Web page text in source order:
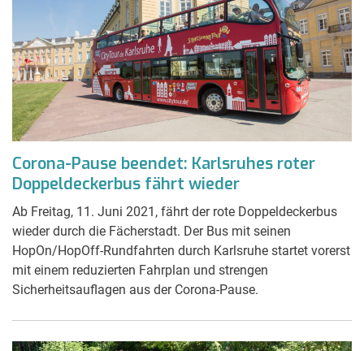
Corona-Pause beendet: Karlsruhes roter
Doppeldeckerbus fährt wieder
Ab Freitag, 11. Juni 2021, fährt der rote Doppeldeckerbus
wieder durch die Fächerstadt. Der Bus mit seinen
HopOn/HopOff-Rundfahrten durch Karlsruhe startet vorerst
mit einem reduzierten Fahrplan und strengen
Sicherheitsauflagen aus der Corona-Pause.